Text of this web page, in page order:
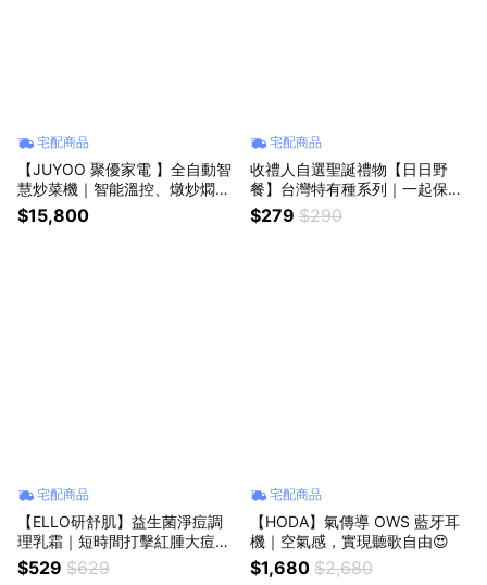
宅配商品
【JUYOO 聚優家電 】全自動智
慧炒菜機｜智能溫控、燉炒燜煲
一鍵完成🔥
$15,800
宅配商品
收禮人自選聖誕禮物【日日野
餐】台灣特有種系列｜一起保護
台灣特有種動物❤️
$279 $290
宅配商品
【ELLO研舒肌】益生菌淨痘調
理乳霜｜短時間打擊紅腫大痘，
安撫躁動肌膚🔥
$529 $629
宅配商品
【HODA】氣傳導 OWS 藍牙耳
機｜空氣感，實現聽歌自由😍
$1,680 $2,680